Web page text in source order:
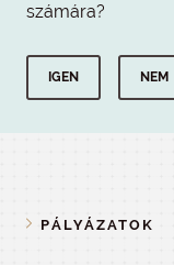
számára?
IGEN NEM
PÁLYÁZATOK